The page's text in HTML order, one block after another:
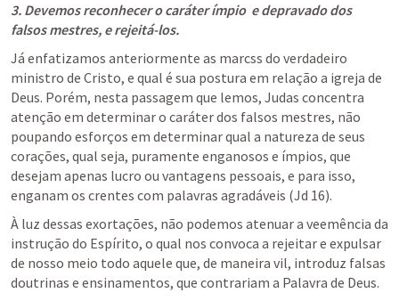
3. Devemos reconhecer o caráter ímpio  e depravado dos
falsos mestres, e rejeitá-los.
Já enfatizamos anteriormente as marcss do verdadeiro
ministro de Cristo, e qual é sua postura em relação a igreja de
Deus. Porém, nesta passagem que lemos, Judas concentra
atenção em determinar o caráter dos falsos mestres, não
poupando esforços em determinar qual a natureza de seus
corações, qual seja, puramente enganosos e ímpios, que
desejam apenas lucro ou vantagens pessoais, e para isso,
enganam os crentes com palavras agradáveis (Jd 16).
À luz dessas exortações, não podemos atenuar a veemência da
instrução do Espírito, o qual nos convoca a rejeitar e expulsar
de nosso meio todo aquele que, de maneira vil, introduz falsas
doutrinas e ensinamentos, que contrariam a Palavra de Deus.